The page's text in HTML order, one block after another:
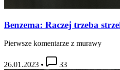
Benzema: Raczej trzeba
Pierwsze komentarze z murawy
26.01.2023 • 33